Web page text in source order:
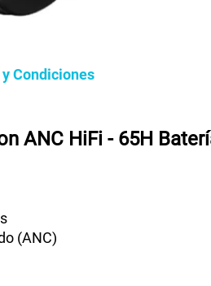
Condiciones
ANC HiFi - 65H
(ANC)